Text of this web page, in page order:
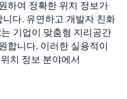
하여 정확한 위치 정보가
다. 유연하고 개발자 친화
기업이 맞춤형 지리공간
합니다. 이러한 실용적이
치 정보 분야에서